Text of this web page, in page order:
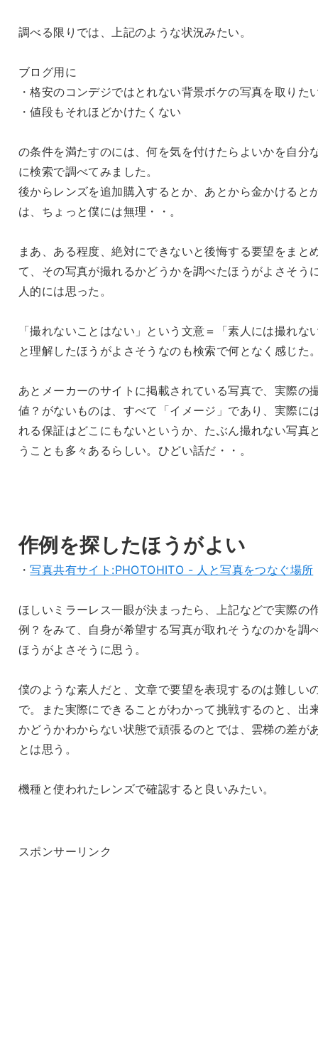
調べる限りでは、上記のような状況みたい。
ブログ用に
・格安のコンデジではとれない背景ボケの写真を取りた
・値段もそれほどかけたくない
の条件を満たすのには、何を気を付けたらよいかを自分
に検索で調べてみました。
後からレンズを追加購入するとか、あとから金かけると
は、ちょっと僕には無理・・。
まあ、ある程度、絶対にできないと後悔する要望をまと
て、その写真が撮れるかどうかを調べたほうがよさそう
人的には思った。
「撮れないことはない」という文意＝「素人には撮れな
と理解したほうがよさそうなのも検索で何となく感じた
あとメーカーのサイトに掲載されている写真で、実際の
値？がないものは、すべて「イメージ」であり、実際に
れる保証はどこにもないというか、たぶん撮れない写真
うことも多々あるらしい。ひどい話だ・・。
作例を探したほうがよい
・写真共有サイト:PHOTOHITO - 人と写真をつなぐ場所
ほしいミラーレス一眼が決まったら、上記などで実際の
例？をみて、自身が希望する写真が取れそうなのかを調
ほうがよさそうに思う。
僕のような素人だと、文章で要望を表現するのは難しい
で。また実際にできることがわかって挑戦するのと、出
かどうかわからない状態で頑張るのとでは、雲梯の差が
とは思う。
機種と使われたレンズで確認すると良いみたい。
スポンサーリンク